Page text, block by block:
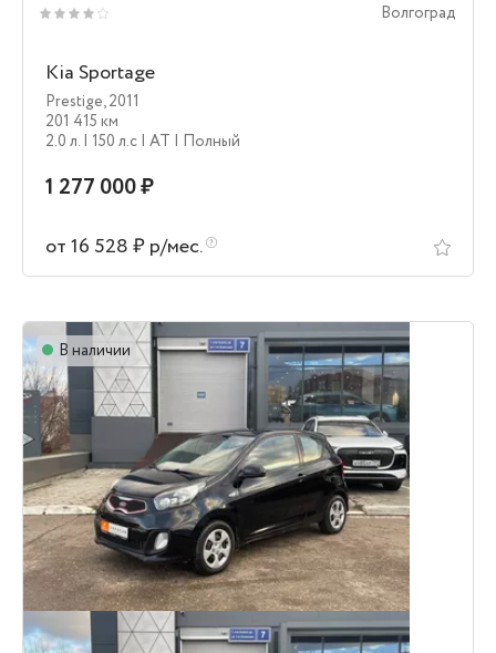
Волгоград
Kia Sportage
Prestige,2011
201 415 км
2.0 л. | 150 л.c | AT | Полный
1 277 000 ₽
от 16 528 ₽ р/мес.
В наличии